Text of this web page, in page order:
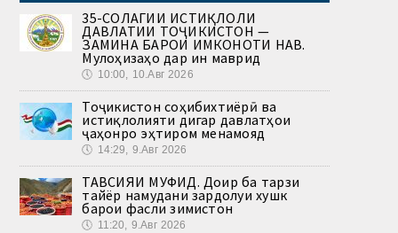
35-СОЛАГИИ ИСТИҚЛОЛИ
ДАВЛАТИИ ТОҶИКИСТОН —
ЗАМИНА БАРОИ ИМКОНОТИ НАВ.
Мулоҳизаҳо дар ин маврид
🕔 10:00, 10.Авг 2026
Тоҷикистон соҳибихтиёрӣ ва
истиқлолияти дигар давлатҳои
ҷаҳонро эҳтиром менамояд
🕔 14:29, 9.Авг 2026
ТАВСИЯИ МУФИД. Доир ба тарзи
тайёр намудани зардолуи хушк
барои фасли зимистон
🕔 11:20, 9.Авг 2026